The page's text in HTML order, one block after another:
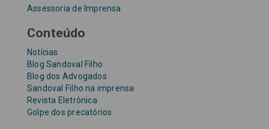
Assessoria de Imprensa
Conteúdo
Notícias
Blog Sandoval Filho
Blog dos Advogados
Sandoval Filho na imprensa
Revista Eletrônica
Golpe dos precatórios